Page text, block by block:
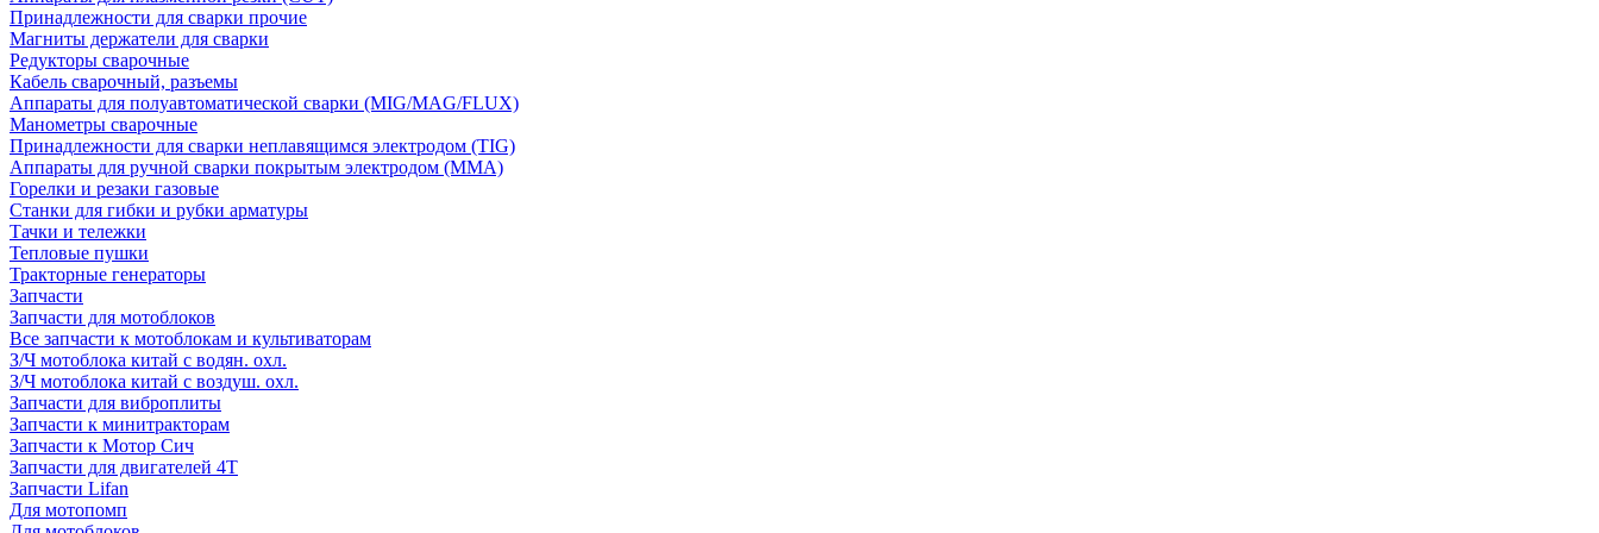
Принадлежности для сварки прочие
Магниты держатели для сварки
Редукторы сварочные
Кабель сварочный, разъемы
Аппараты для полуавтоматической сварки (MIG/MAG/FLUX)
Манометры сварочные
Принадлежности для сварки неплавящимся электродом (TIG)
Аппараты для ручной сварки покрытым электродом (MMA)
Горелки и резаки газовые
Станки для гибки и рубки арматуры
Тачки и тележки
Тепловые пушки
Тракторные генераторы
Запчасти
Запчасти для мотоблоков
Все запчасти к мотоблокам и культиваторам
З/Ч мотоблока китай с водян. охл.
З/Ч мотоблока китай с воздуш. охл.
Запчасти для виброплиты
Запчасти к минитракторам
Запчасти к Мотор Сич
Запчасти для двигателей 4Т
Запчасти Lifan
Для мотопомп